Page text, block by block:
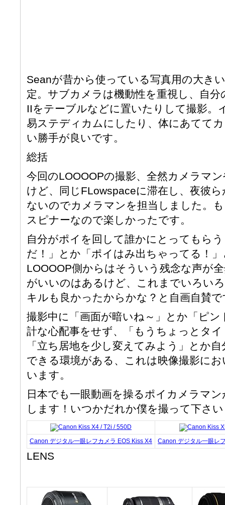
Seanが昔から使っている写真用の大き
定。サブカメラは機動性を重視し、自
IIをテーブルなどに置いたりして撮影。
易ステディカムにしたり、体にあてて
い勝手が良いです。
総括
今回のLOOOOPの撮影、全然カメラマ
けど、同じFLowspaceに滞在し、夜彼
ないのでカメラマンを担当しました。
スピナーなので楽しかったです。
自分がポイを回して誰かにとってもら
だ！」とか「ポイはみ出ちゃってる！
LOOOOP側からはそういう残念な声が
がいいのはあるけど、これまでいろい
キルも良かったからかな？と自画自賛で
撮影中に「画面が暗いね～」とか「ピ
計な心配事をせず、「もうちょっとタ
「立ち居地を少し変えてみよう」とか
できる環境がある、これは映像撮影に
います。
日本でも一眼動画を操るポイカメラマ
します！いつかだれか僕を撮って下さ
Canon デジタル一眼レフカメラ EOS Kiss X4 Canon デジタル一眼レ
LENS